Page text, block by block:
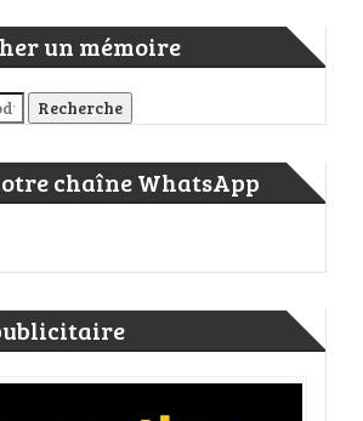
un mémoire
Recherche
chaîne WhatsApp